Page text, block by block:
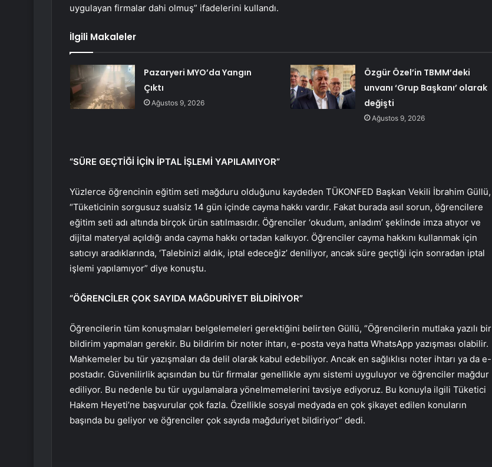
uygulayan firmalar dahi olmuş” ifadelerini kullandı.
İlgili Makaleler
Pazaryeri MYO’da Yangın
Çıktı
Ağustos 9, 2026
Özgür Özel’in TBMM’deki
unvanı ‘Grup Başkanı’ olarak
değişti
Ağustos 9, 2026
“SÜRE GEÇTİĞİ İÇİN İPTAL İŞLEMİ YAPILAMIYOR”
Yüzlerce öğrencinin eğitim seti mağduru olduğunu kaydeden TÜKONFED Başkan Vekili İbrahim Güllü,
“Tüketicinin sorgusuz sualsiz 14 gün içinde cayma hakkı vardır. Fakat burada asıl sorun, öğrencilere
eğitim seti adı altında birçok ürün satılmasıdır. Öğrenciler ‘okudum, anladım’ şeklinde imza atıyor ve
dijital materyal açıldığı anda cayma hakkı ortadan kalkıyor. Öğrenciler cayma hakkını kullanmak için
satıcıyı aradıklarında, ‘Talebinizi aldık, iptal edeceğiz’ deniliyor, ancak süre geçtiği için sonradan iptal
işlemi yapılamıyor” diye konuştu.
“ÖĞRENCİLER ÇOK SAYIDA MAĞDURİYET BİLDİRİYOR”
Öğrencilerin tüm konuşmaları belgelemeleri gerektiğini belirten Güllü, “Öğrencilerin mutlaka yazılı bir
bildirim yapmaları gerekir. Bu bildirim bir noter ihtarı, e-posta veya hatta WhatsApp yazışması olabilir.
Mahkemeler bu tür yazışmaları da delil olarak kabul edebiliyor. Ancak en sağlıklısı noter ihtarı ya da e-
postadır. Güvenilirlik açısından bu tür firmalar genellikle aynı sistemi uyguluyor ve öğrenciler mağdur
ediliyor. Bu nedenle bu tür uygulamalara yönelmemelerini tavsiye ediyoruz. Bu konuyla ilgili Tüketici
Hakem Heyeti’ne başvurular çok fazla. Özellikle sosyal medyada en çok şikayet edilen konuların
başında bu geliyor ve öğrenciler çok sayıda mağduriyet bildiriyor” dedi.